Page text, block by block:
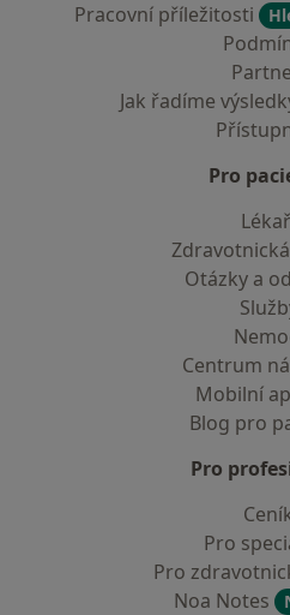
Pracovní příležitosti
Jak řadíme
Pro
Otázky a
Centrum
Mobilní
Blog pro
Pro
Pro
Pro
Noa Notes